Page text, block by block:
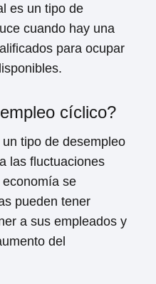
es un tipo de
cuando hay una
para ocupar
cíclico?
tipo de desempleo
las fluctuaciones
se
pueden tener
a sus empleados y
del